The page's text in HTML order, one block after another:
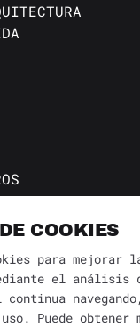
COOKIES
para mejorar
el análisis
Puede obtener